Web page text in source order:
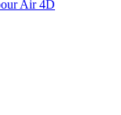
Air 4D